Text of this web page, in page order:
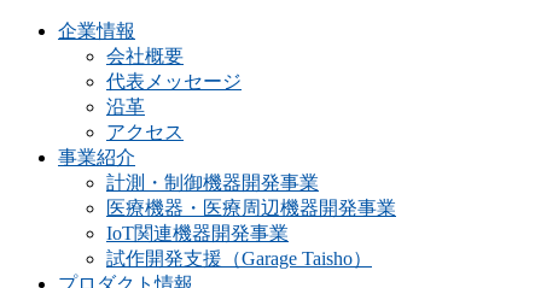
企業情報
会社概要
代表メッセージ
沿革
アクセス
事業紹介
計測・制御機器開発事業
医療機器・医療周辺機器開発事業
IoT関連機器開発事業
試作開発支援（Garage Taisho）
プロダクト情報